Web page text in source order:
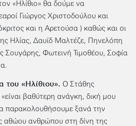
«Ηλίθιο» θα δούμε να
Γιώργος Χριστοδούλου και
και η Αρετούσα ) καθώς και οι
Ηλίας, Δαυίδ Μαλτέζε, Πηνελόπη
Φωτεινή Τιμοθέου, Σοφία
του «Ηλίθιου». Ο Στάθης
βαθύτερη ανάγκη, δική μου
παρακολουθήσουμε ξανά την
αθώου ανθρώπου στη δίνη της